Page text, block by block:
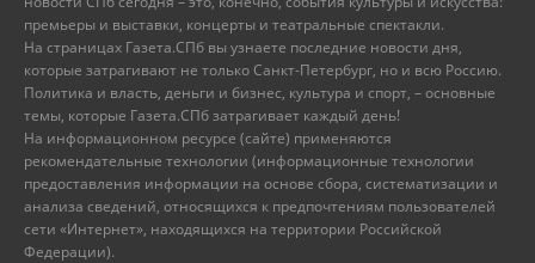
премьеры и выставки, концерты и театральные спектакли.
На страницах Газета.СПб вы узнаете последние новости дня,
которые затрагивают не только Санкт-Петербург, но и всю Россию.
Политика и власть, деньги и бизнес, культура и спорт, – основные
темы, которые Газета.СПб затрагивает каждый день!
На информационном ресурсе (сайте) применяются
рекомендательные технологии (информационные технологии
предоставления информации на основе сбора, систематизации и
анализа сведений, относящихся к предпочтениям пользователей
сети «Интернет», находящихся на территории Российской
Федерации).